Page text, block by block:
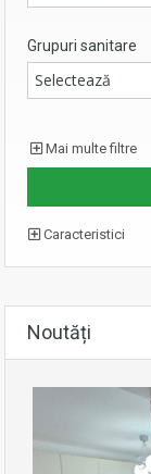
Grupuri sanitare
Selectează
Mai multe filtre
Caracteristici
Noutăți